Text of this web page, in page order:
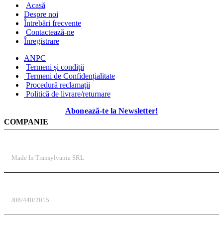
Acasă
Despre noi
Întrebări frecvente
Contactează-ne
Înregistrare
ANPC
Termeni și condiții
Termeni de Confidențialitate
Procedură reclamații
Politică de livrare/returnare
Abonează-te la Newsletter!
COMPANIE
Made In Transylvania SRL
J08/440/2015